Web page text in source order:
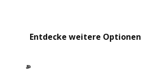
Entdecke weitere Optionen